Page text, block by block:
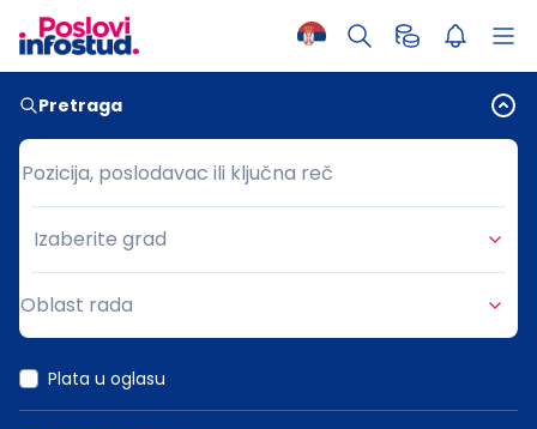
Pretraga
Pozicija, poslodavac ili ključna reč
Pozicija, poslodavac ili ključna reč
Grad
Izaberite grad
Oblast rada
Plata u oglasu